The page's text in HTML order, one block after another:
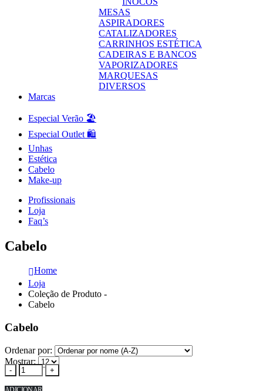
MESAS
ASPIRADORES
CATALIZADORES
CARRINHOS ESTÉTICA
CADEIRAS E BANCOS
VAPORIZADORES
MARQUESAS
DIVERSOS
Marcas
Especial Verão 🏖️
Especial Outlet 🛍️
Unhas
Estética
Cabelo
Make-up
Profissionais
Loja
Faq’s
Cabelo
Home
Loja
Coleção de Produto -
Cabelo
Cabelo
Ordenar por:
Mostrar:
- +